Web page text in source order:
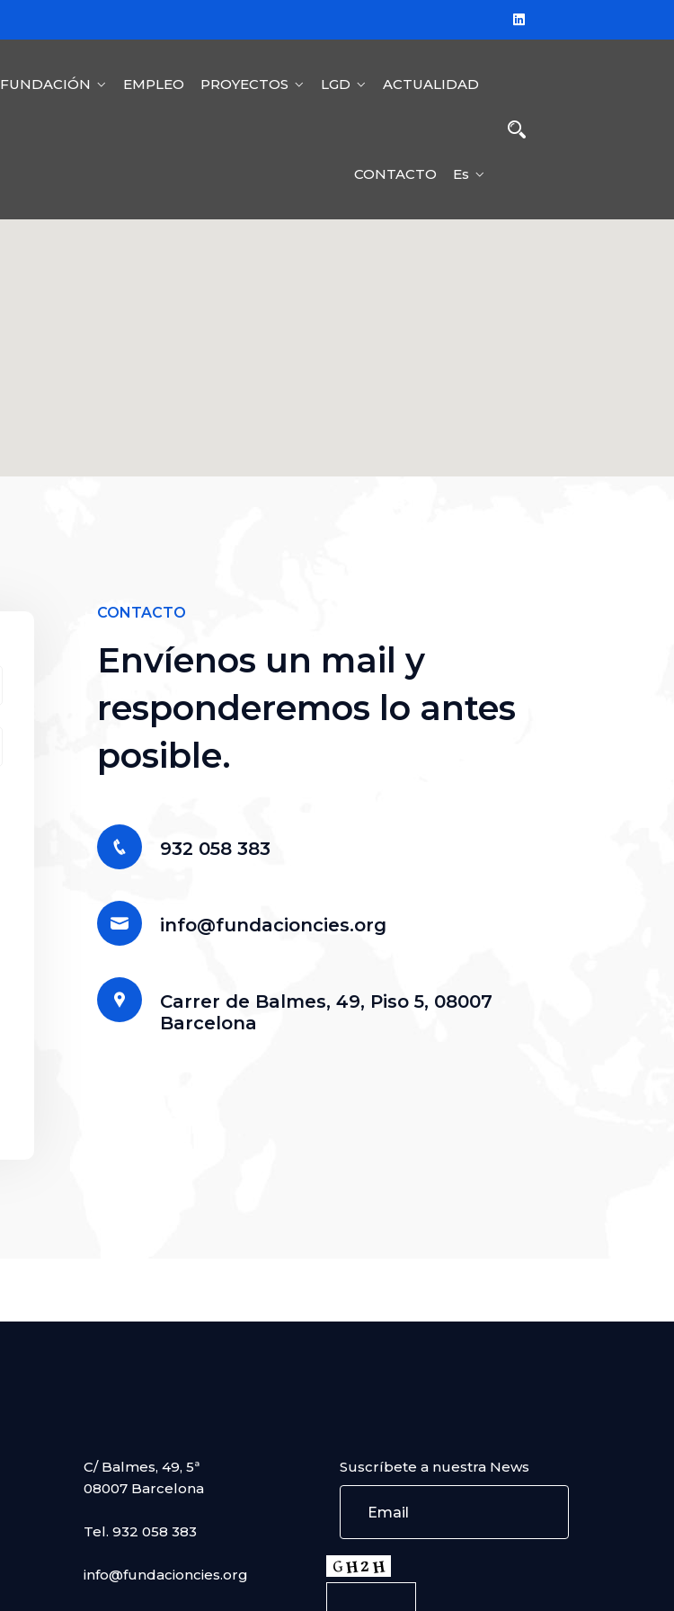
FUNDACIÓN EMPLEO PROYECTOS LGD ACTUALIDAD
CONTACTO Es
CONTACTO
Envíenos un mail y
responderemos lo antes
posible.
932 058 383
info@fundacioncies.org
Carrer de Balmes, 49, Piso 5, 08007
Barcelona
C/ Balmes, 49, 5ª
08007 Barcelona
Tel. 932 058 383
info@fundacioncies.org
Suscríbete a nuestra News